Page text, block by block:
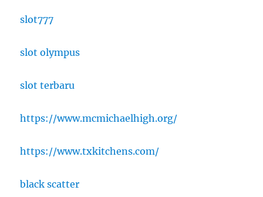
slot777
slot olympus
slot terbaru
https://www.mcmichaelhigh.org/
https://www.txkitchens.com/
black scatter